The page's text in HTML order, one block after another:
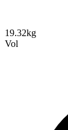
19.32kg
Vol